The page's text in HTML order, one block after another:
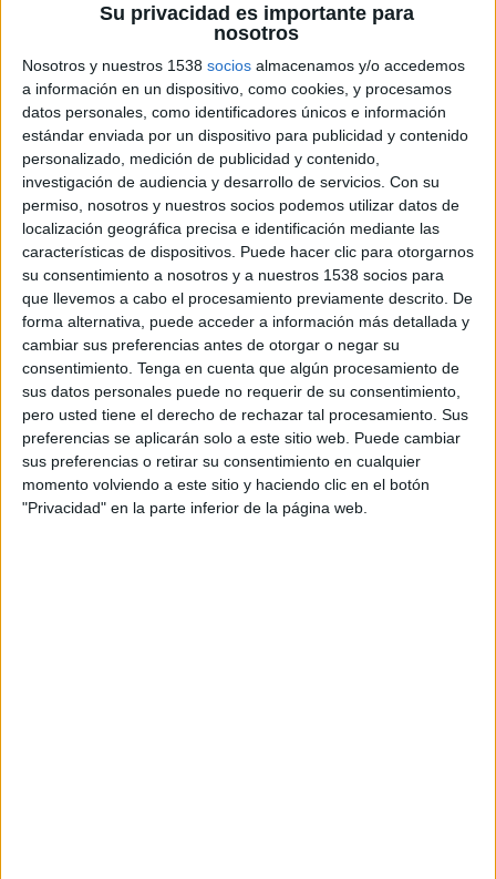
Su privacidad es importante para
nosotros
Nosotros y nuestros 1538 socios almacenamos y/o accedemos
a información en un dispositivo, como cookies, y procesamos
datos personales, como identificadores únicos e información
estándar enviada por un dispositivo para publicidad y contenido
personalizado, medición de publicidad y contenido,
investigación de audiencia y desarrollo de servicios. Con su
permiso, nosotros y nuestros socios podemos utilizar datos de
localización geográfica precisa e identificación mediante las
características de dispositivos. Puede hacer clic para otorgarnos
su consentimiento a nosotros y a nuestros 1538 socios para
que llevemos a cabo el procesamiento previamente descrito. De
forma alternativa, puede acceder a información más detallada y
cambiar sus preferencias antes de otorgar o negar su
consentimiento. Tenga en cuenta que algún procesamiento de
sus datos personales puede no requerir de su consentimiento,
pero usted tiene el derecho de rechazar tal procesamiento. Sus
preferencias se aplicarán solo a este sitio web. Puede cambiar
sus preferencias o retirar su consentimiento en cualquier
momento volviendo a este sitio y haciendo clic en el botón
"Privacidad" en la parte inferior de la página web.
22 DE MAYO DE 2026
FICHA TÉCNICA
Cliente: Asevi
Agencia: Kids
Director creativo ejecutivo: Jabo García-Janini,
Jorge Sánchez
Dirección creativa: Willy Roda, Jorge Herrero
Dirección de arte: Carla Cobas, Alberto Valero,
Ana Collantes
Copy: Willy Roda, Jorge Herrero
Dir. cuentas: Rocío López
Producción audiovisual: Jakiens